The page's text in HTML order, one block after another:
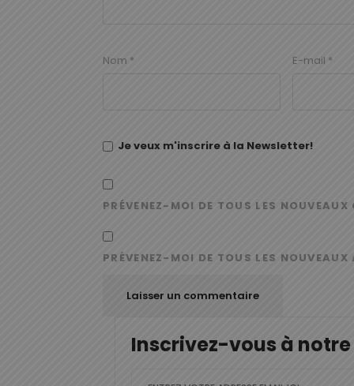
Nom * E-mail *
Je veux m'inscrire à la Newsletter!
PRÉVENEZ-MOI DE TOUS LES
PRÉVENEZ-MOI DE TOUS LES
Inscrivez-vous à